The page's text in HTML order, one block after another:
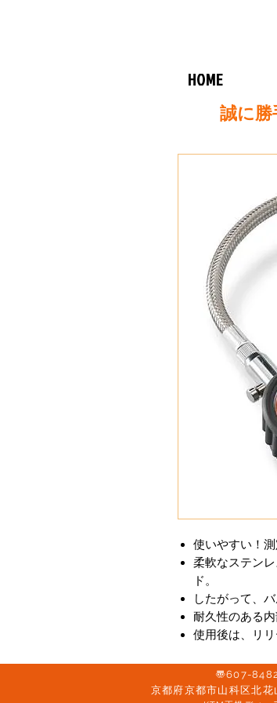
HOME
誠に
使いやすい！測
柔軟なステン
ド。
したがって、
耐久性のある
使用後は、リ
〠607-
京都府京都市山科区北